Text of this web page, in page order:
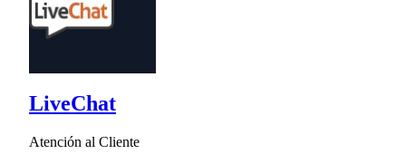
LiveChat
Atención al Cliente